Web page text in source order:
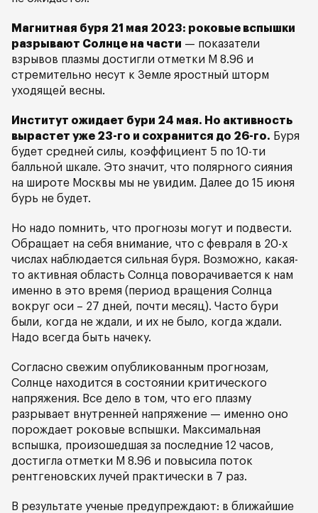
Магнитная буря 21 мая 2023: роковые вспышки
разрывают Солнце на части — показатели
взрывов плазмы достигли отметки М 8.96 и
стремительно несут к Земле яростный шторм
уходящей весны.
Институт ожидает бури 24 мая. Но активность
вырастет уже 23-го и сохранится до 26-го. Буря
будет средней силы, коэффициент 5 по 10-ти
балльной шкале. Это значит, что полярного сияния
на широте Москвы мы не увидим. Далее до 15 июня
бурь не будет.
Но надо помнить, что прогнозы могут и подвести.
Обращает на себя внимание, что с февраля в 20-х
числах наблюдается сильная буря. Возможно, какая-
то активная область Солнца поворачивается к нам
именно в это время (период вращения Солнца
вокруг оси – 27 дней, почти месяц). Часто бури
были, когда не ждали, и их не было, когда ждали.
Надо всегда быть начеку.
Согласно свежим опубликованным прогнозам,
Солнце находится в состоянии критического
напряжения. Все дело в том, что его плазму
разрывает внутренней напряжение — именно оно
порождает роковые вспышки. Максимальная
вспышка, произошедшая за последние 12 часов,
достигла отметки М 8.96 и повысила поток
рентгеновских лучей практически в 7 раз.
В результате ученые предупреждают: в ближайшие